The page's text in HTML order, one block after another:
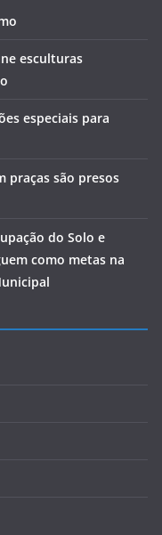
esculturas
especiais para
praças são presos
do Solo e
como metas na